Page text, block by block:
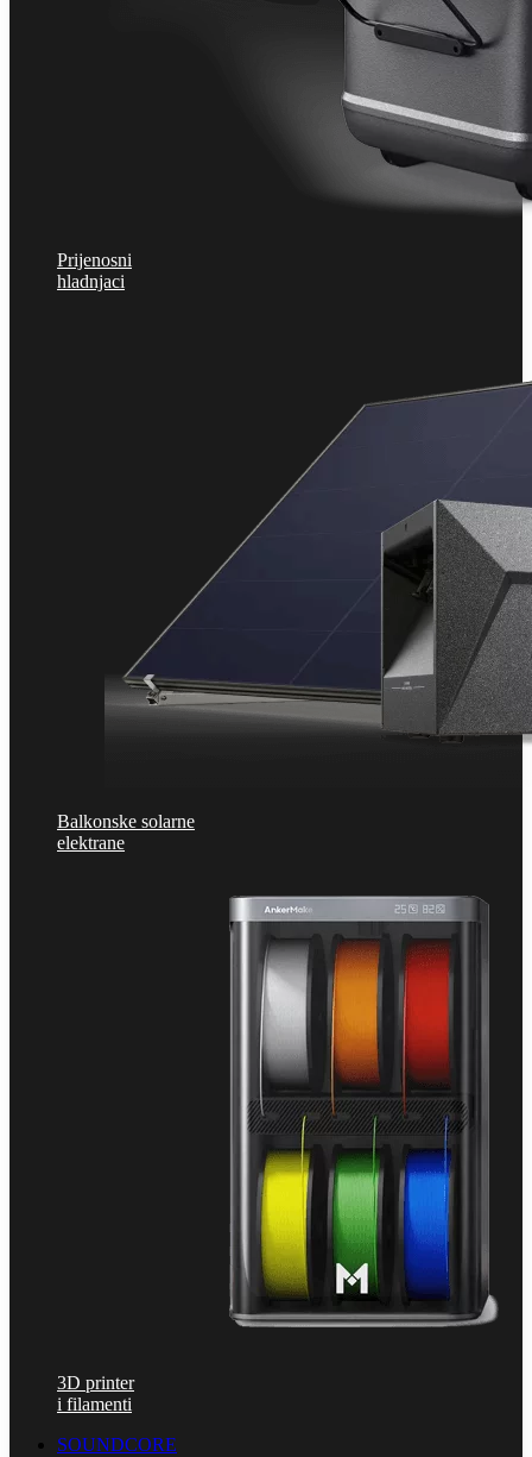
Prijenosni
hladnjaci
Balkonske solarne
elektrane
3D printer
i filamenti
SOUNDCORE